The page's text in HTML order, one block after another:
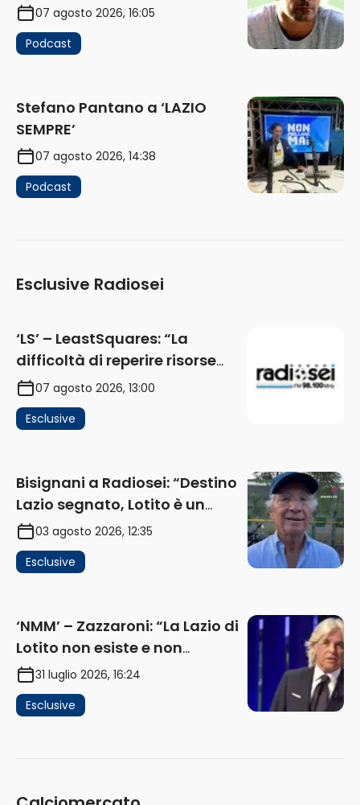
07 agosto 2026, 16:05
Podcast
Stefano Pantano a ‘LAZIO
SEMPRE’
07 agosto 2026, 14:38
Podcast
Esclusive Radiosei
‘LS’ – LeastSquares: “La
difficoltà di reperire risorse
impatta sul mercato. Senza
investimenti non arrivano i
ricavi” (AUDIO)
07 agosto 2026, 13:00
Esclusive
Bisignani a Radiosei: “Destino
Lazio segnato, Lotito è un
problema, la chiave sono
Flaminio e politica. La protesta
e gli interessi dei fondi”
03 agosto 2026, 12:35
Esclusive
‘NMM’ – Zazzaroni: “La Lazio di
Lotito non esiste e non
funziona più. E’ ora di lasciare,
ma lui non ascolta. Pignataro?
Ho verificato…” (AUDIO)
31 luglio 2026, 16:24
Esclusive